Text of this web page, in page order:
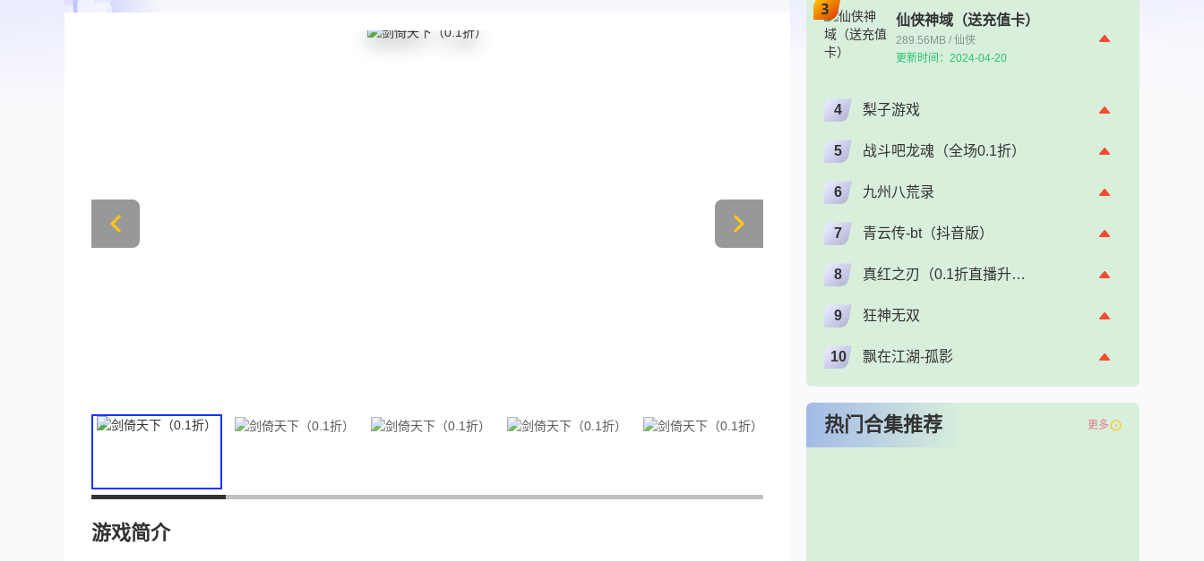
游戏简介
仙侠神域（送充值卡）
289.56MB / 仙侠
更新时间：2024-04-20
4 梨子游戏
5 战斗吧龙魂（全场0.1折）
6 九州八荒录
7 青云传-bt（抖音版）
8 真红之刃（0.1折直播升级版）（奇迹）
9 狂神无双
10 飘在江湖-孤影
热门合集推荐 更多